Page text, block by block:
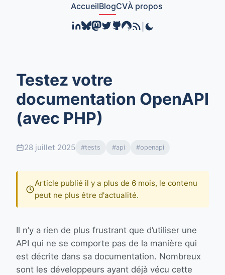
AccueilBlogCVÀ propos
Testez votre
documentation OpenAPI
(avec PHP)
28 juillet 2025 #tests #api #openapi
Article publié il y a plus de 6 mois, le contenu
peut ne plus être d'actualité.
Il n’y a rien de plus frustrant que d’utiliser une
API qui ne se comporte pas de la manière qui
est décrite dans sa documentation. Nombreux
sont les développeurs ayant déjà vécu cette